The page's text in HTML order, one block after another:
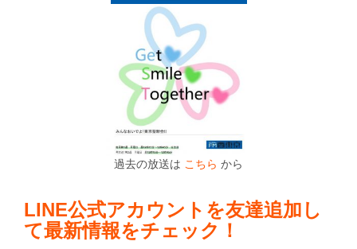
過去の放送は こちら から
LINE公式アカウントを友達追加し
て最新情報をチェック！